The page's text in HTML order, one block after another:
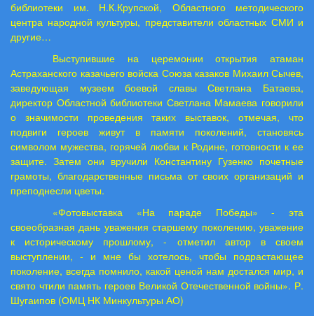
библиотеки им. Н.К.Крупской, Областного методического
центра народной культуры, представители областных СМИ и
другие…
Выступившие на церемонии открытия атаман
Астраханского казачьего войска Союза казаков Михаил Сычев,
заведующая музеем боевой славы Светлана Батаева,
директор Областной библиотеки Светлана Мамаева говорили
о значимости проведения таких выставок, отмечая, что
подвиги героев живут в памяти поколений, становясь
символом мужества, горячей любви к Родине, готовности к ее
защите. Затем они вручили Константину Гузенко почетные
грамоты, благодарственные письма от своих организаций и
преподнесли цветы.
«Фотовыставка «На параде Победы» - эта
своеобразная дань уважения старшему поколению, уважение
к историческому прошлому, - отметил автор в своем
выступлении, - и мне бы хотелось, чтобы подрастающее
поколение, всегда помнило, какой ценой нам достался мир, и
свято чтили память героев Великой Отечественной войны». Р.
Шугаипов (ОМЦ НК Минкультуры АО)